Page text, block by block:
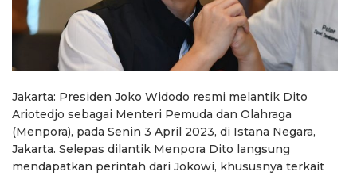
Jakarta: Presiden Joko Widodo resmi melantik Dito
Ariotedjo sebagai Menteri Pemuda dan Olahraga
(Menpora), pada Senin 3 April 2023, di Istana Negara,
Jakarta. Selepas dilantik Menpora Dito langsung
mendapatkan perintah dari Jokowi, khususnya terkait